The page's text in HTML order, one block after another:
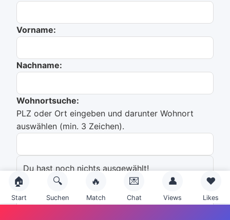
Vorname:
Nachname:
Wohnortsuche:
PLZ oder Ort eingeben und darunter Wohnort
auswählen (min. 3 Zeichen).
Du hast noch nichts ausgewählt!
Emailadresse:
🏠
Start
🔍
Suchen
🔥
Match
💌
Chat
👤
Views
❤️
Likes